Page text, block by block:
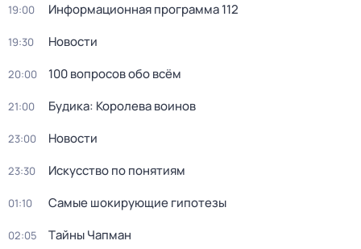
19:00 Информационная программа 112
19:30 Новости
20:00 100 вопросов обо всём
21:00 Будика: Королева воинов
23:00 Новости
23:30 Искусство по понятиям
01:10 Самые шoкиpующие гипотезы
02:05 Тaйны Чапман